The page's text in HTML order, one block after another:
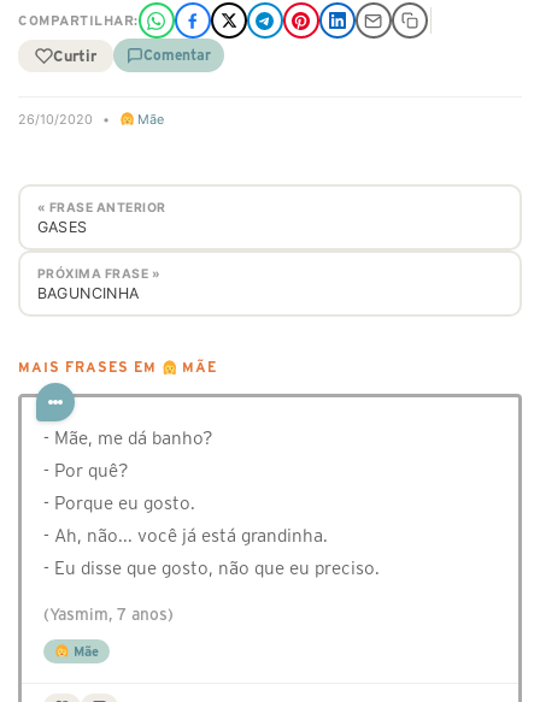
COMPARTILHAR:
Curtir Comentar
26/10/2020 • Mãe
« FRASE ANTERIOR
GASES
PRÓXIMA FRASE »
BAGUNCINHA
MAIS FRASES EM MÃE
- Mãe, me dá banho?
- Por quê?
- Porque eu gosto.
- Ah, não... você já está grandinha.
- Eu disse que gosto, não que eu preciso.
(Yasmim, 7 anos)
Mãe